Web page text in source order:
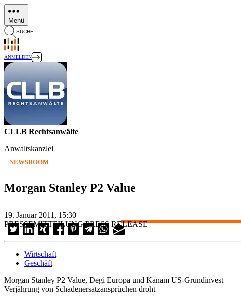
Direkt
zum
Inhalt
Menü
SUCHE
ANMELDEN
CLLB Rechtsanwälte
Anwaltskanzlei
NEWSROOM
Morgan Stanley P2 Value
19. Januar 2011, 15:30
PRESSEMITTEILUNG/PRESS RELEASE
Wirtschaft
Geschäft
Morgan Stanley P2 Value, Degi Europa und Kanam US-Grundinvest
Verjährung von Schadenersatzansprüchen droht